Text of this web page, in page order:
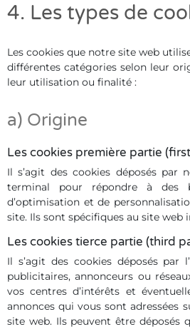
4. Les types de
Les cookies que notre site web
différentes catégories selon leur
leur utilisation ou finalité :
a) Origine
Les cookies première partie
Il s’agit des cookies déposés par
terminal pour répondre à des
d’optimisation et de
site. Ils sont spécifiques au site web
Les cookies tierce partie (third
Il s’agit des cookies déposés par
publicitaires, annonceurs ou
vos centres d’intérêts et
annonces qui vous sont adressées
site web. Ils peuvent être déposés